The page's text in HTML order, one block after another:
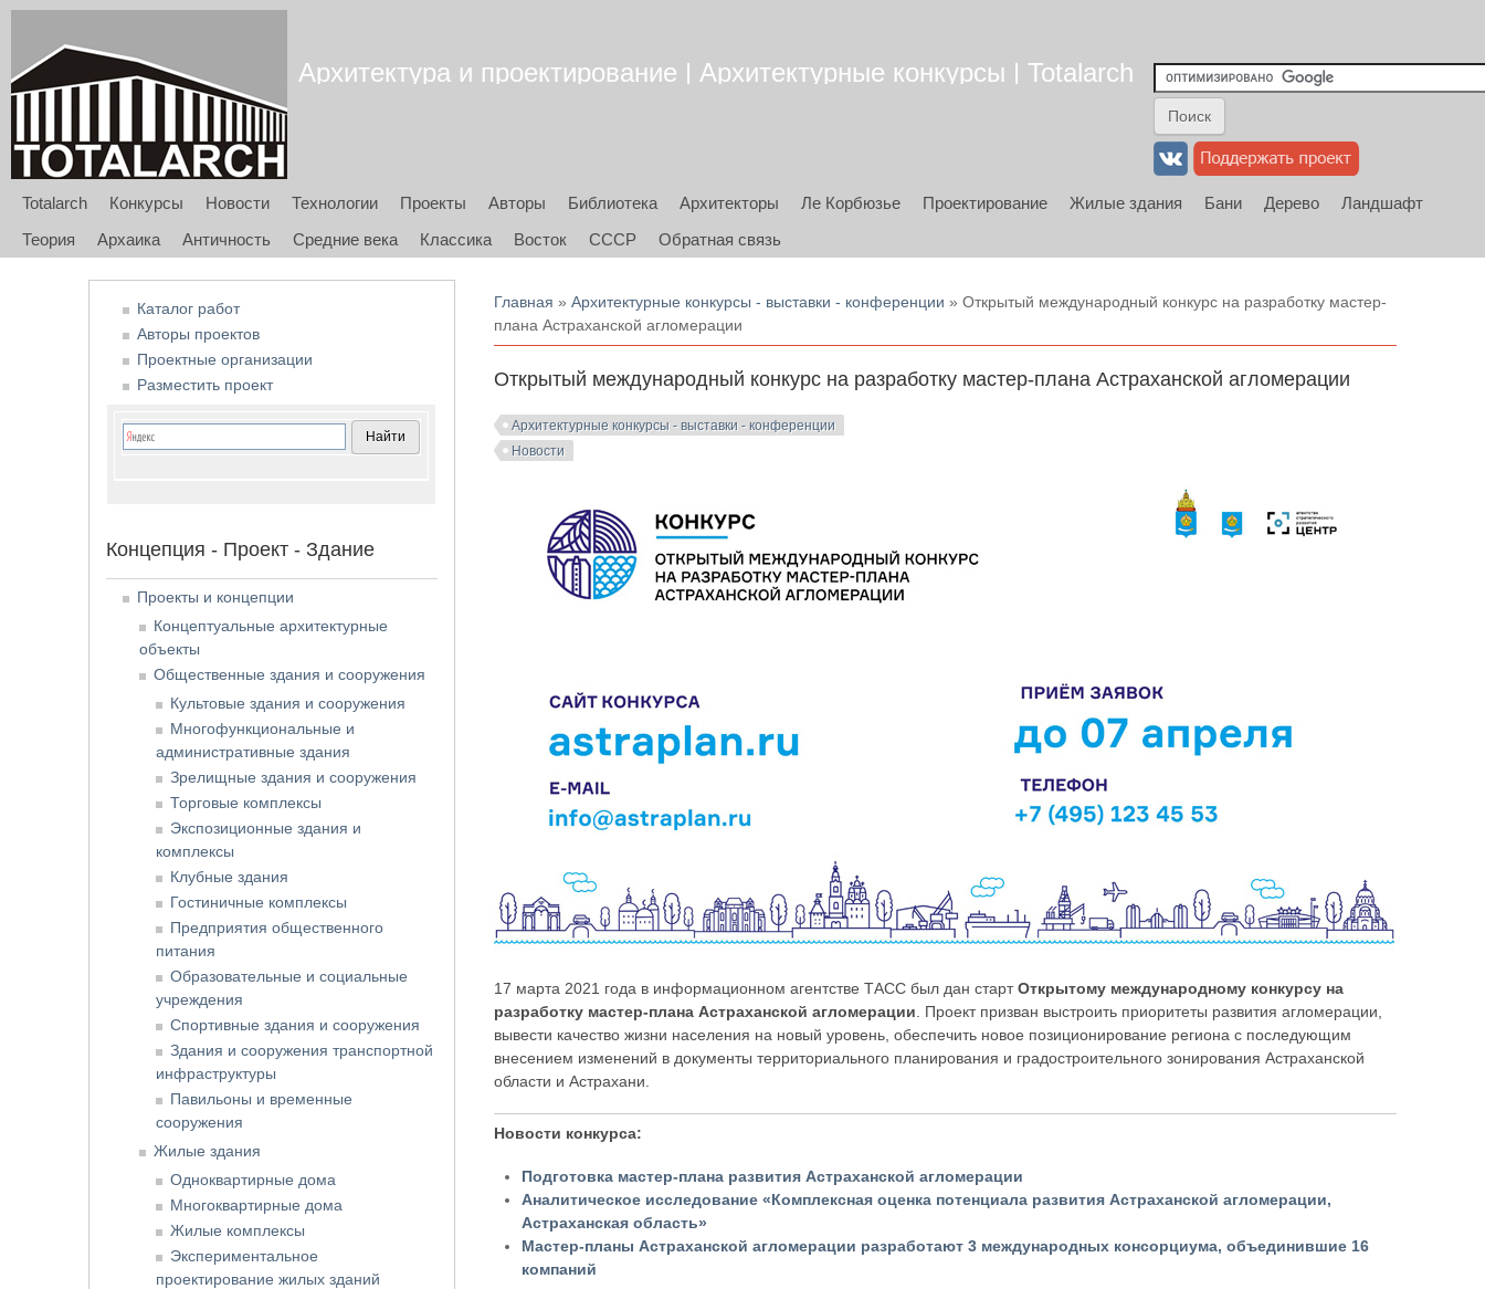
Архитектура и проектирование | Архитектурные конкурсы | Totalarch
Totalarch Конкурсы Новости Технологии Проекты Авторы Библиотека Архитекторы Ле Корбюзье Проектирование Жилые здания Бани Дерево
Ландшафт
Теория
Архаика Античность Средние века Классика Восток СССР Обратная связь
Вы здесь
Главная »Архитектурные конкурсы - выставки - конференции » Открытый международный конкурс на разработку мастер-
плана Астраханской агломерации
Открытый международный конкурс на разработку мастер-плана Астраханской агломерации
Архитектурные конкурсы - выставки - конференции
Новости
17 марта 2021 года в информационном агентстве ТАСС был дан стартОткрытому международному конкурсу на
разработку мастер-плана Астраханской агломерации . Проект призван выстроить приоритеты развития агломерации,
вывести качество жизни населения на новый уровень, обеспечить новое позиционирование региона с последующим
внесением изменений в документы территориального планирования и градостроительного зонирования Астраханской
области и Астрахани.
Новости конкурса:
Подготовка мастер-плана развития Астраханской агломерации
Аналитическое исследование «Комплексная оценка потенциала развития Астраханской агломерации,
Астраханская область»
Мастер-планы Астраханской агломерации разработают 3 международных консорциума, объединившие 16
компаний
Каталог работ
Авторы проектов
Проектные организации
Разместить проект
Концепция - Проект - Здание
Проекты и концепции
Концептуальные архитектурные
объекты
Общественные здания и сооружения
Культовые здания и сооружения
Многофункциональные и
административные здания
Зрелищные здания и сооружения
Торговые комплексы
Экспозиционные здания и
комплексы
Клубные здания
Гостиничные комплексы
Предприятия общественного
питания
Образовательные и социальные
учреждения
Спортивные здания и сооружения
Здания и сооружения транспортной
инфраструктуры
Павильоны и временные
сооружения
Жилые здания
Одноквартирные дома
Многоквартирные дома
Жилые комплексы
Экспериментальное
проектирование жилых зданий